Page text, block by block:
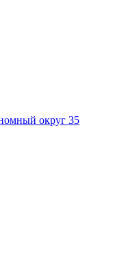
округ 35